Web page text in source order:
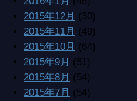
2015年12月 (30)
2015年11月 (49)
2015年10月 (64)
2015年9月 (51)
2015年8月 (54)
2015年7月 (54)